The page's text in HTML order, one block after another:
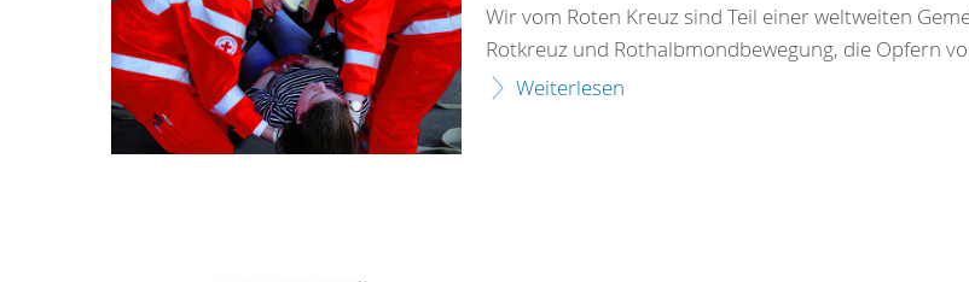
Wir vom Roten Kreuz sind Teil einer weltweiten
Rotkreuz und Rothalbmondbewegung, die Opfern
Weiterlesen